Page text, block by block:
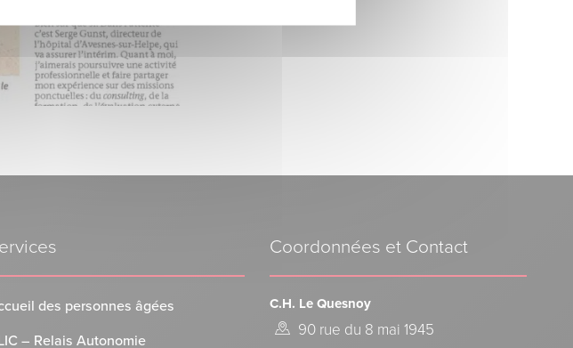
des personnes âgées
– Relais Autonomie
Coordonnées et Contact
C.H. Le Quesnoy
90 rue du 8 mai 1945